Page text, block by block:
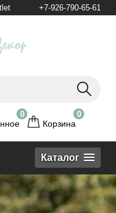
+7-926-790-65-61
0
Корзина
0
Каталог